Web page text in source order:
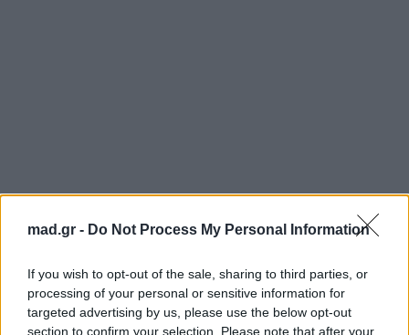
mad.gr - Do Not Process My Personal Information
If you wish to opt-out of the sale, sharing to third parties, or
processing of your personal or sensitive information for
targeted advertising by us, please use the below opt-out
section to confirm your selection. Please note that after your